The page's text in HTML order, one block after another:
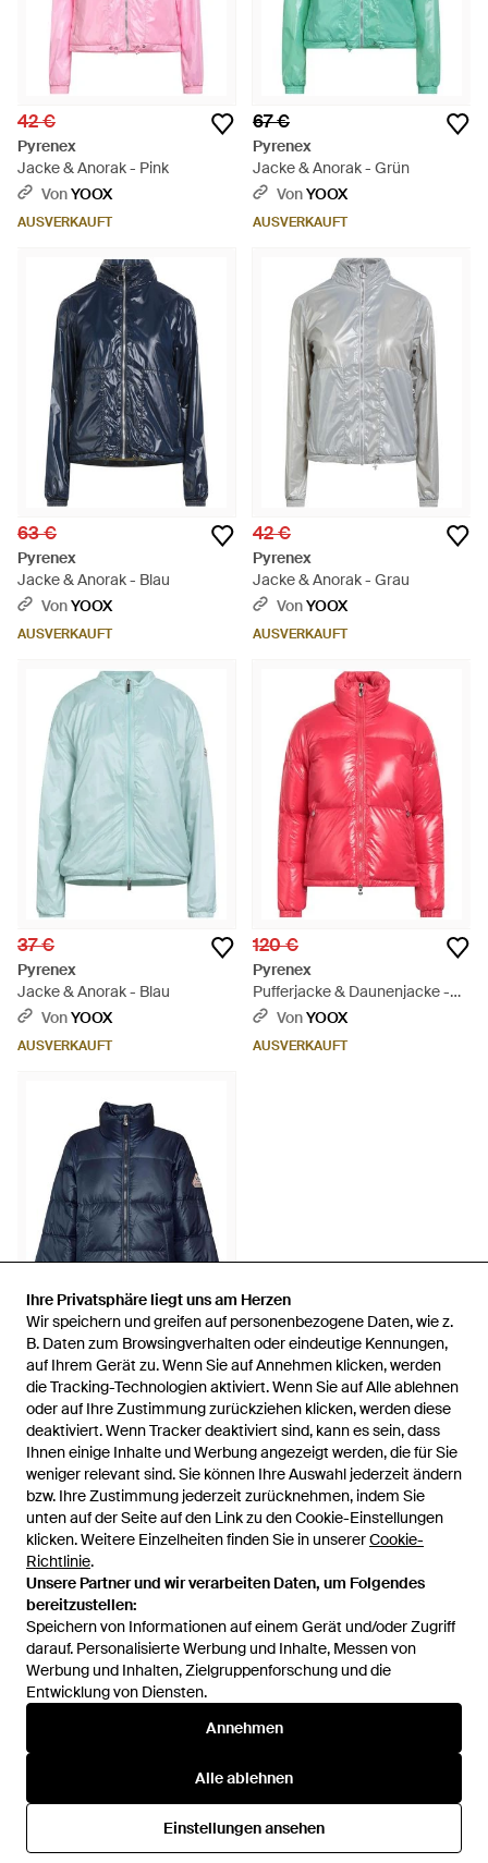
Ihre Privatsphäre liegt uns am Herzen
Wir speichern und greifen auf personenbezogene Daten, wie z.
B. Daten zum Browsingverhalten oder eindeutige Kennungen,
auf Ihrem Gerät zu. Wenn Sie auf Annehmen klicken, werden
die Tracking-Technologien aktiviert. Wenn Sie auf Alle ablehnen
oder auf Ihre Zustimmung zurückziehen klicken, werden diese
deaktiviert. Wenn Tracker deaktiviert sind, kann es sein, dass
Ihnen einige Inhalte und Werbung angezeigt werden, die für Sie
weniger relevant sind. Sie können Ihre Auswahl jederzeit ändern
bzw. Ihre Zustimmung jederzeit zurücknehmen, indem Sie
unten auf der Seite auf den Link zu den Cookie-Einstellungen
klicken. Weitere Einzelheiten finden Sie in unsererCookie-
Richtlinie.
Unsere Partner und wir verarbeiten Daten, um Folgendes
bereitzustellen:
Speichern von Informationen auf einem Gerät und/oder Zugriff
darauf. Personalisierte Werbung und Inhalte, Messen von
Werbung und Inhalten, Zielgruppenforschung und die
Entwicklung von Diensten.
Annehmen
Alle ablehnen
Einstellungen ansehen
Ihre Privatsphäre liegt uns am Herzen
Wir speichern und greifen auf personenbezogene Daten, wie z.
B. Daten zum Browsingverhalten oder eindeutige Kennungen,
auf Ihrem Gerät zu. Wenn Sie auf Annehmen klicken, werden
die Tracking-Technologien aktiviert. Wenn Sie auf Alle ablehnen
oder auf Ihre Zustimmung zurückziehen klicken, werden diese
deaktiviert. Wenn Tracker deaktiviert sind, kann es sein, dass
Ihnen einige Inhalte und Werbung angezeigt werden, die für Sie
weniger relevant sind. Sie können Ihre Auswahl jederzeit ändern
bzw. Ihre Zustimmung jederzeit zurücknehmen, indem Sie
unten auf der Seite auf den Link zu den Cookie-Einstellungen
klicken. Weitere Einzelheiten finden Sie in unsererCookie-
Richtlinie.
Unsere Partner und wir verarbeiten Daten, um Folgendes
bereitzustellen:
Speichern von Informationen auf einem Gerät und/oder Zugriff
darauf. Personalisierte Werbung und Inhalte, Messen von
Werbung und Inhalten, Zielgruppenforschung und die
Entwicklung von Diensten.
Annehmen
Alle ablehnen
Einstellungen ansehen
42 €
Pyrenex
Jacke & Anorak - Pink
VonYOOX
AUSVERKAUFT
67 €
Pyrenex
Jacke & Anorak - Grün
VonYOOX
AUSVERKAUFT
63 €
Pyrenex
Jacke & Anorak - Blau
VonYOOX
AUSVERKAUFT
42 €
Pyrenex
Jacke & Anorak - Grau
VonYOOX
AUSVERKAUFT
37 €
Pyrenex
Jacke & Anorak - Blau
VonYOOX
AUSVERKAUFT
120 €
Pyrenex
Pufferjacke & Daunenjacke -
RotVonYOOX
AUSVERKAUFT
192 €
Pyrenex
Shift Jacke - Blau
VonFARFETCH
AUSVERKAUFT
69 von 69 werden
International
Hilfe und Informationen